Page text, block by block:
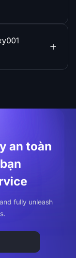
an toàn
fully unleash